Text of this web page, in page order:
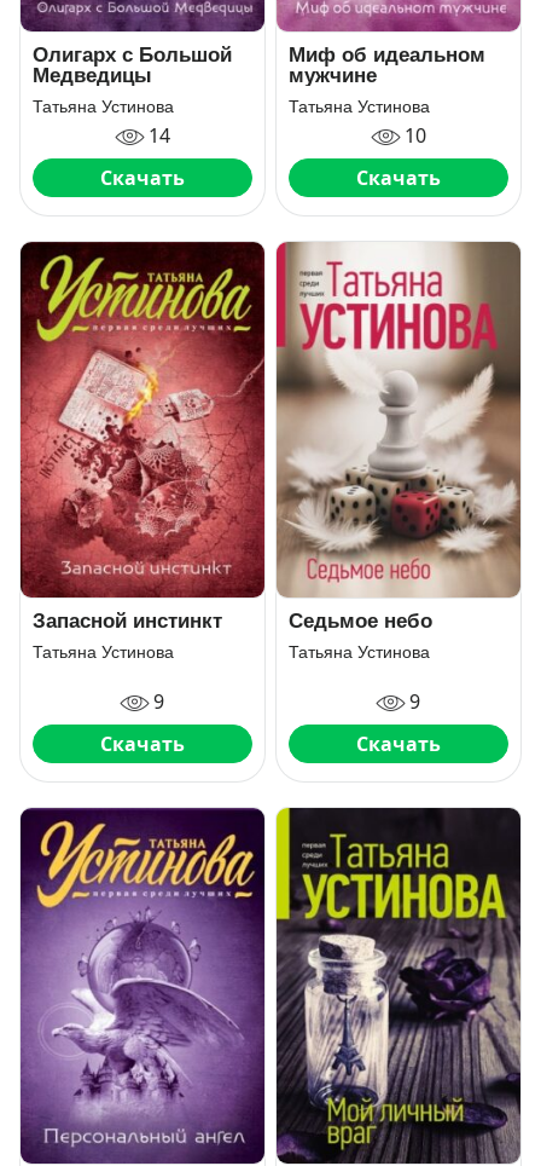
Олигарх с Большой
Медведицы
Татьяна Устинова
14
Скачать
Миф об идеальном
мужчине
Татьяна Устинова
10
Скачать
Запасной инстинкт
Татьяна Устинова
9
Скачать
Седьмое небо
Татьяна Устинова
9
Скачать